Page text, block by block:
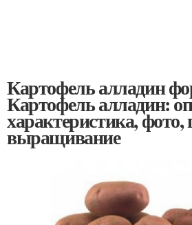
Картофель алладин
Картофель алладин:
характеристика, фото,
выращивание